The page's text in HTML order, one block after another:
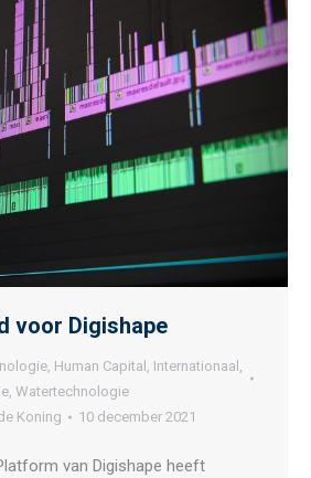
voor Digishape
, Human Capital , Internationaal ,
, Watertechnologie
Koning 10 december 2021
van Digishape heeft